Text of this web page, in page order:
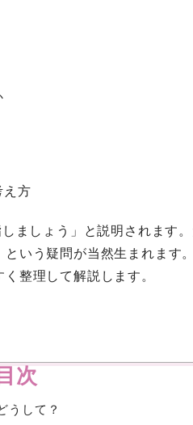
え方
ましょう」と説明されます
いう疑問が当然生まれます
整理して解説します。
次
うして？